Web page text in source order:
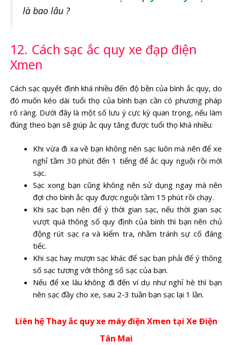
là bao lâu ?
12. Cách sạc ắc quy xe đạp điện
Xmen
Cách sạc quyết định khá nhiều đến độ bền của bình ắc quy, do
đó muốn kéo dài tuổi thọ của bình bạn cần có phương pháp
rõ ràng. Dưới đây là một số lưu ý cực kỳ quan trọng, nếu làm
đúng theo bạn sẽ giúp ắc quy tăng được tuổi thọ khá nhiều:
Khi vừa đi xa về bạn không nên sạc luôn mà nên để xe
nghỉ tầm 30 phút đến 1 tiếng để ắc quy nguội rồi mới
sạc.
Sạc xong bạn cũng không nên sử dụng ngay mà nên
đợi cho bình ắc quy được nguội tầm 15 phút rồi chạy.
Khi sạc bạn nên để ý thời gian sạc, nếu thời gian sạc
vượt quá thông số quy định của bình thì bạn nên chủ
động rút sạc ra và kiểm tra, nhằm tránh sự cố đáng
tiếc.
Khi sạc hay mượn sạc khác để sạc bạn phải để ý thông
số sạc tương với thông số sạc của bạn.
Nếu để xe lâu không đi đến ví dụ như nghỉ hè thì bạn
nên sạc đầy cho xe, sau 2-3 tuần bạn sạc lại 1 lần.
Liên hệ Thay ắc quy xe máy điện Xmen tại Xe Điện
Tân Mai